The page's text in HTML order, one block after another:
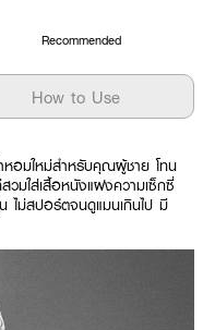
Recommended
How to Use
หอมใหม่สำหรับคุณผู้ชาย โทน
มใส่เสื้อหนังแฝงความเซ็กซี่
ไม่สปอร์ตจนดูแมนเกินไป มี